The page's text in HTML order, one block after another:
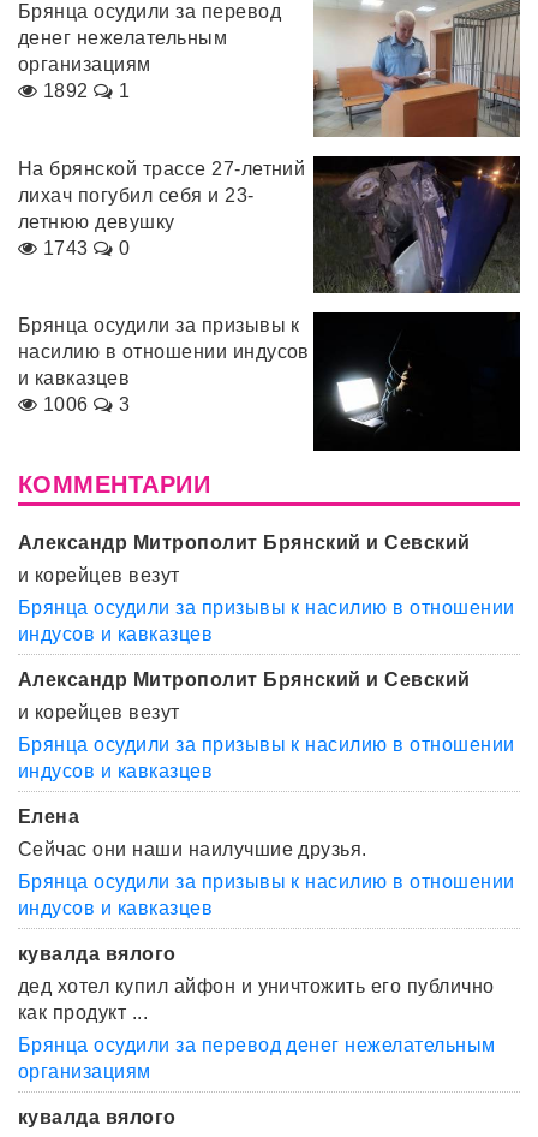
Брянца осудили за перевод
денег нежелательным
организациям
1892
1
На брянской трассе 27-летний
лихач погубил себя и 23-
летнюю девушку
1743
0
Брянца осудили за призывы к
насилию в отношении индусов
и кавказцев
1006
3
КОММЕНТАРИИ
Александр Митрополит Брянский и Севский
и корейцев везут
Брянца осудили за призывы к насилию в отношении
индусов и кавказцев
Александр Митрополит Брянский и Севский
и корейцев везут
Брянца осудили за призывы к насилию в отношении
индусов и кавказцев
Елена
Сейчас они наши наилучшие друзья.
Брянца осудили за призывы к насилию в отношении
индусов и кавказцев
кувалда вялого
дед хотел купил айфон и уничтожить его публично
как продукт ...
Брянца осудили за перевод денег нежелательным
организациям
кувалда вялого